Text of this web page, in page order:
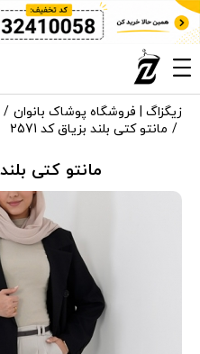
زیگزاگ | فروشگاه پوشاک بانوان
مانتو کتی بلند بزیاق کد 2571
مانتو کتی بلند